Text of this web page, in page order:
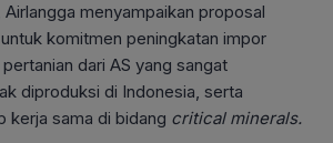
menyampaikan proposal
komitmen peningkatan impor
dari AS yang sangat
diproduksi di Indonesia, serta
kerja sama di bidang critical minerals.